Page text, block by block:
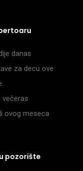
danas
za decu ove
večeras
ovog meseca
pozorište